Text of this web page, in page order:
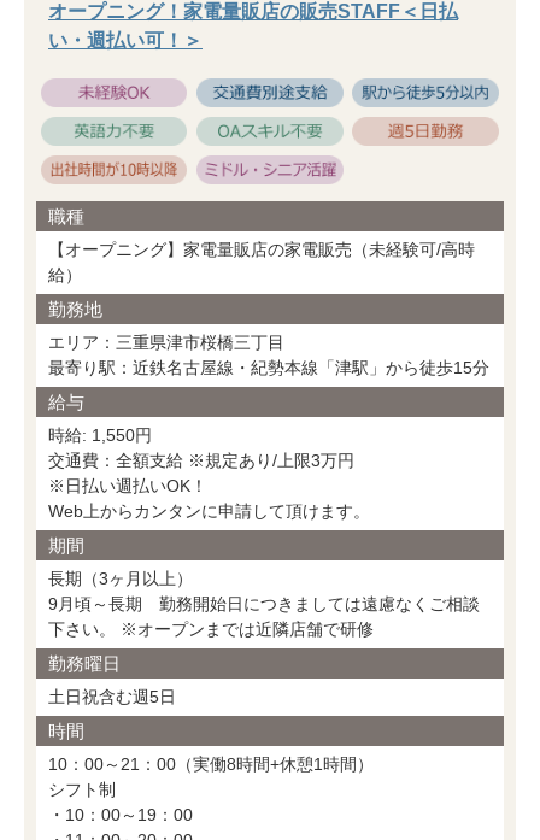
オープニング！家電量販店の販売STAFF＜日払
い・週払い可！＞
職種
【オープニング】家電量販店の家電販売（未経験可/高時
給）
勤務地
エリア：三重県津市桜橋三丁目
最寄り駅：近鉄名古屋線・紀勢本線「津駅」から徒歩15分
給与
時給: 1,550円
交通費：全額支給 ※規定あり/上限3万円
※日払い週払いOK！
Web上からカンタンに申請して頂けます。
期間
長期（3ヶ月以上）
9月頃～長期 勤務開始日につきましては遠慮なくご相談
下さい。 ※オープンまでは近隣店舗で研修
勤務曜日
土日祝含む週5日
時間
10：00～21：00（実働8時間+休憩1時間）
シフト制
・10：00～19：00